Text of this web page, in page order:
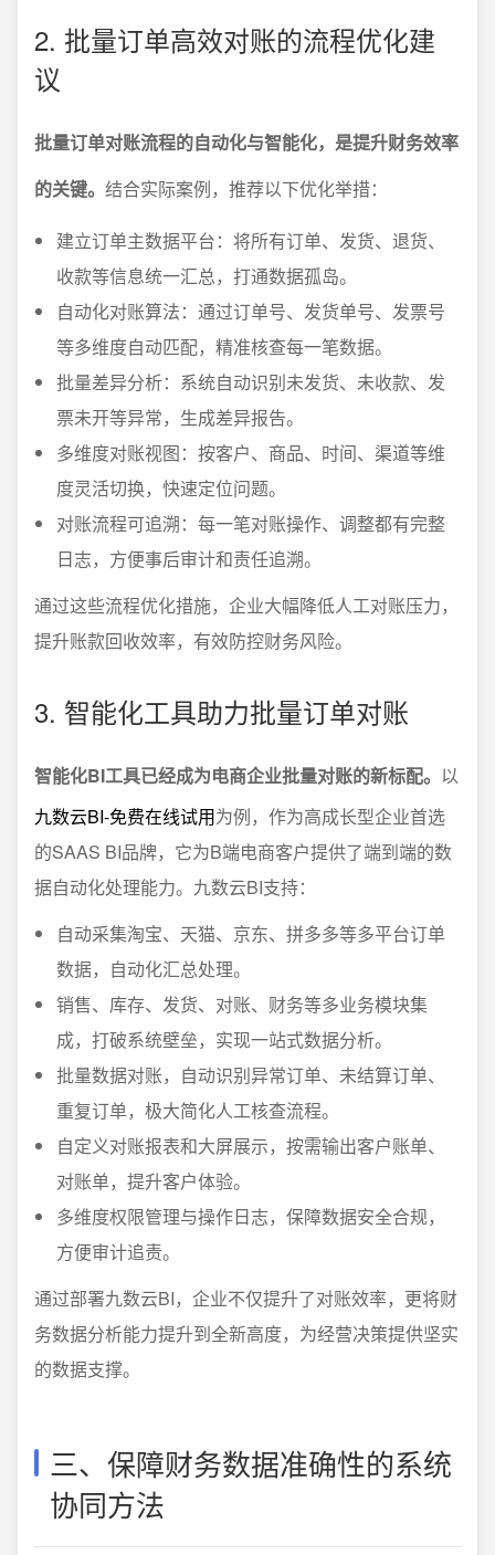
2. 批量订单高效对账的流程优化建
议
批量订单对账流程的自动化与智能化，是提升财务效率
的关键。 结合实际案例，推荐以下优化举措：
建立订单主数据平台：将所有订单、发货、退货、
收款等信息统一汇总，打通数据孤岛。
自动化对账算法：通过订单号、发货单号、发票号
等多维度自动匹配，精准核查每一笔数据。
批量差异分析：系统自动识别未发货、未收款、发
票未开等异常，生成差异报告。
多维度对账视图：按客户、商品、时间、渠道等维
度灵活切换，快速定位问题。
对账流程可追溯：每一笔对账操作、调整都有完整
日志，方便事后审计和责任追溯。
通过这些流程优化措施，企业大幅降低人工对账压力，
提升账款回收效率，有效防控财务风险。
3. 智能化工具助力批量订单对账
智能化BI工具已经成为电商企业批量对账的新标配。 以
九数云BI-免费在线试用为例，作为高成长型企业首选
的SAAS BI品牌，它为B端电商客户提供了端到端的数
据自动化处理能力。九数云BI支持：
自动采集淘宝、天猫、京东、拼多多等多平台订单
数据，自动化汇总处理。
销售、库存、发货、对账、财务等多业务模块集
成，打破系统壁垒，实现一站式数据分析。
批量数据对账，自动识别异常订单、未结算订单、
重复订单，极大简化人工核查流程。
自定义对账报表和大屏展示，按需输出客户账单、
对账单，提升客户体验。
多维度权限管理与操作日志，保障数据安全合规，
方便审计追责。
通过部署九数云BI，企业不仅提升了对账效率，更将财
务数据分析能力提升到全新高度，为经营决策提供坚实
的数据支撑。
三、保障财务数据准确性的系统
协同方法